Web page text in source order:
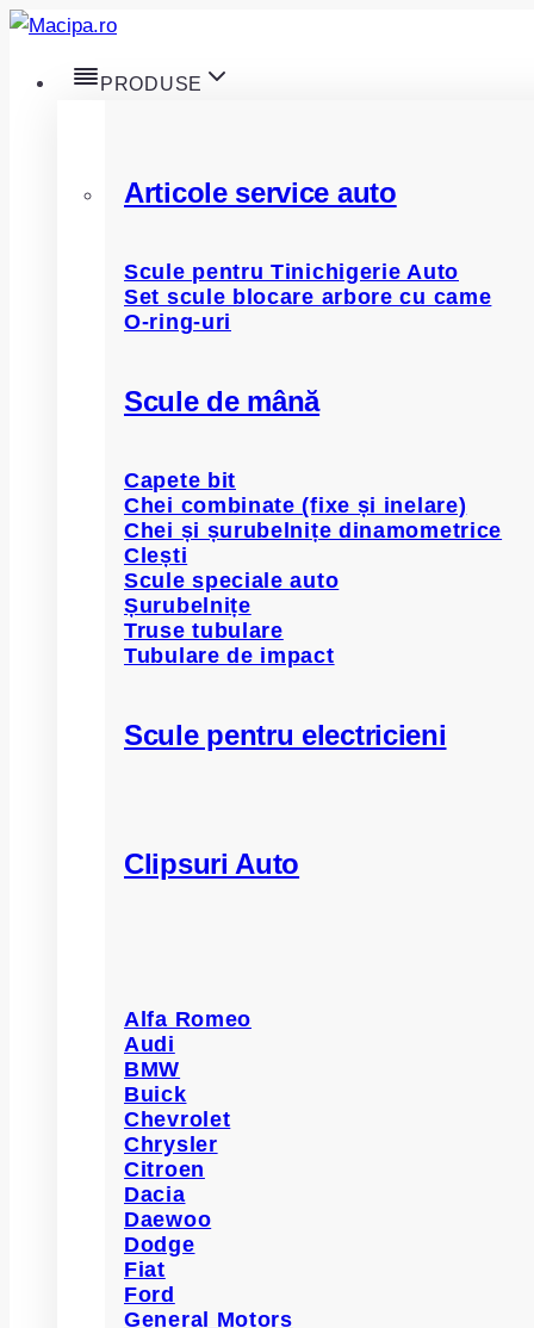
Skip
content
PRODUSE
Articole service auto
Scule pentru Tinichigerie Auto
Set scule blocare arbore cu came
O-ring-uri
Scule de mână
Capete bit
Chei combinate (fixe și inelare)
Chei și șurubelnițe dinamometrice
Clești
Scule speciale auto
Șurubelnițe
Truse tubulare
Tubulare de impact
Scule pentru electricieni
Clipsuri Auto
Alfa Romeo
Audi
BMW
Buick
Chevrolet
Chrysler
Citroen
Dacia
Daewoo
Dodge
Fiat
Ford
General Motors